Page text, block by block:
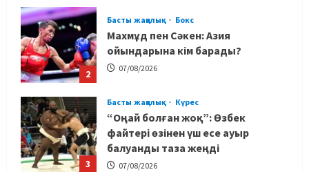
2
Басты жаңалық Бокс
Махмұд пен Сәкен: Азия
ойындарына кім барады?
07/08/2026
3
Басты жаңалық Күрес
“Оңай болған жоқ”: Өзбек
файтері өзінен үш есе ауыр
балуанды таза жеңді
07/08/2026